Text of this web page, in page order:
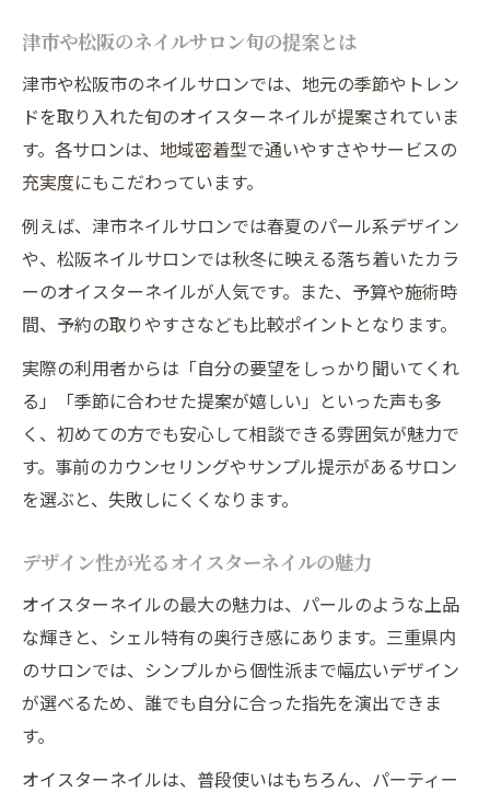
津市や松阪のネイルサロン旬の提案とは
津市や松阪市のネイルサロンでは、地元の季節やトレン
ドを取り入れた旬のオイスターネイルが提案されていま
す。各サロンは、地域密着型で通いやすさやサービスの
充実度にもこだわっています。
例えば、津市ネイルサロンでは春夏のパール系デザイン
や、松阪ネイルサロンでは秋冬に映える落ち着いたカラ
ーのオイスターネイルが人気です。また、予算や施術時
間、予約の取りやすさなども比較ポイントとなります。
実際の利用者からは「自分の要望をしっかり聞いてくれ
る」「季節に合わせた提案が嬉しい」といった声も多
く、初めての方でも安心して相談できる雰囲気が魅力で
す。事前のカウンセリングやサンプル提示があるサロン
を選ぶと、失敗しにくくなります。
デザイン性が光るオイスターネイルの魅力
オイスターネイルの最大の魅力は、パールのような上品
な輝きと、シェル特有の奥行き感にあります。三重県内
のサロンでは、シンプルから個性派まで幅広いデザイン
が選べるため、誰でも自分に合った指先を演出できま
す。
オイスターネイルは、普段使いはもちろん、パーティー